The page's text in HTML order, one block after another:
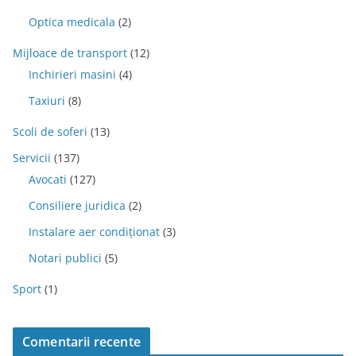
Optica medicala (2)
Mijloace de transport (12)
Inchirieri masini (4)
Taxiuri (8)
Scoli de soferi (13)
Servicii (137)
Avocati (127)
Consiliere juridica (2)
Instalare aer condiționat (3)
Notari publici (5)
Sport (1)
Comentarii recente